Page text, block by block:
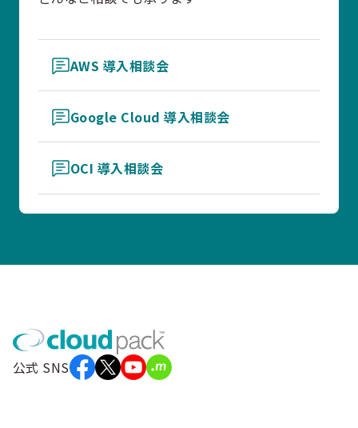
AWS 導入相談会
Google Cloud 導入相談会
OCI 導入相談会
公式 SNS